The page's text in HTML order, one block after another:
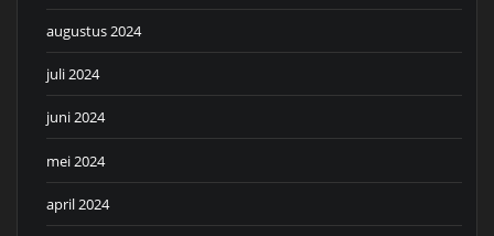
augustus 2024
juli 2024
juni 2024
mei 2024
april 2024